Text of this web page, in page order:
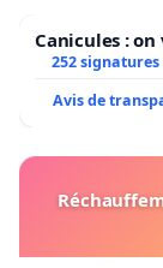
Canicules :
252 signatures
Avis de